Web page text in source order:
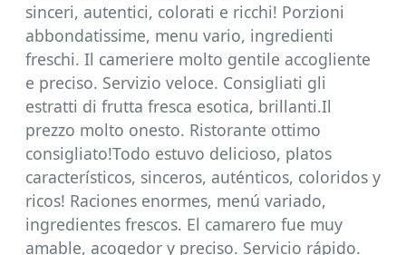
sinceri, autentici, colorati e ricchi! Porzioni
abbondatissime, menu vario, ingredienti
freschi. Il cameriere molto gentile accogliente
e preciso. Servizio veloce. Consigliati gli
estratti di frutta fresca esotica, brillanti.Il
prezzo molto onesto. Ristorante ottimo
consigliato!Todo estuvo delicioso, platos
característicos, sinceros, auténticos, coloridos y
ricos! Raciones enormes, menú variado,
ingredientes frescos. El camarero fue muy
amable, acogedor y preciso. Servicio rápido.